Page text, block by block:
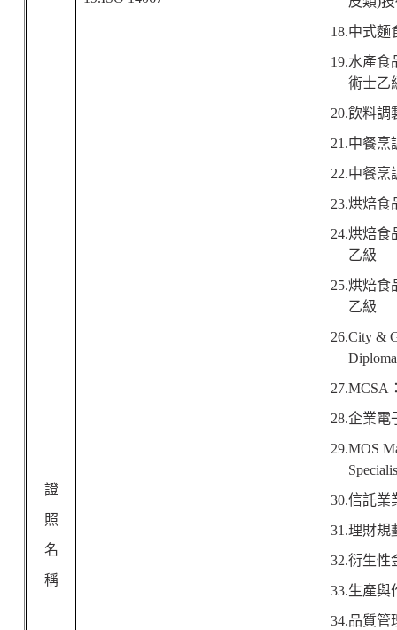
證
照
名
稱
18.中式麵
19.水產食
術士乙
20.飲料調
21.中餐烹
22.中餐烹
23.烘焙食
24.烘焙食
乙級
25.烘焙食
乙級
26.City &
27.MCSA
28.企業電
29.MOS
30.信託業
31.理財規
32.衍生性
33.生產與
34.品質管